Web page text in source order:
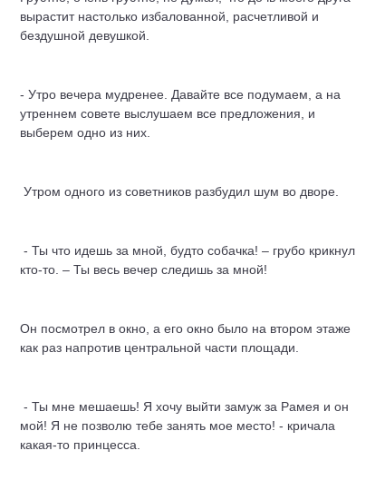
вырастит настолько избалованной, расчетливой и
бездушной девушкой.
- Утро вечера мудренее. Давайте все подумаем, а на
утреннем совете выслушаем все предложения, и
выберем одно из них.
Утром одного из советников разбудил шум во дворе.
- Ты что идешь за мной, будто собачка! – грубо крикнул
кто-то. – Ты весь вечер следишь за мной!
Он посмотрел в окно, а его окно было на втором этаже
как раз напротив центральной части площади.
- Ты мне мешаешь! Я хочу выйти замуж за Рамея и он
мой! Я не позволю тебе занять мое место! - кричала
какая-то принцесса.